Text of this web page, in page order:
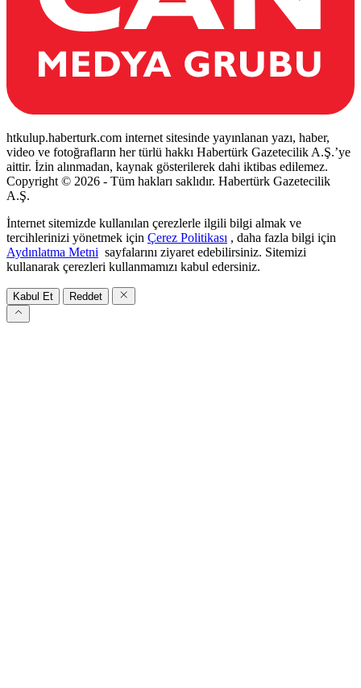
htkulup.haberturk.com internet sitesinde yayınlanan yazı, haber,
video ve fotoğrafların her türlü hakkı Habertürk Gazetecilik A.Ş.’ye
aittir. İzin alınmadan, kaynak gösterilerek dahi iktibas edilemez.
Copyright © 2026 - Tüm hakları saklıdır. Habertürk Gazetecilik
A.Ş.
İnternet sitemizde kullanılan çerezlerle ilgili bilgi almak ve
tercihlerinizi yönetmek için Çerez Politikası , daha fazla bilgi için
Aydınlatma Metni sayfalarını ziyaret edebilirsiniz. Sitemizi
kullanarak çerezleri kullanmamızı kabul edersiniz.
Kabul Et Reddet